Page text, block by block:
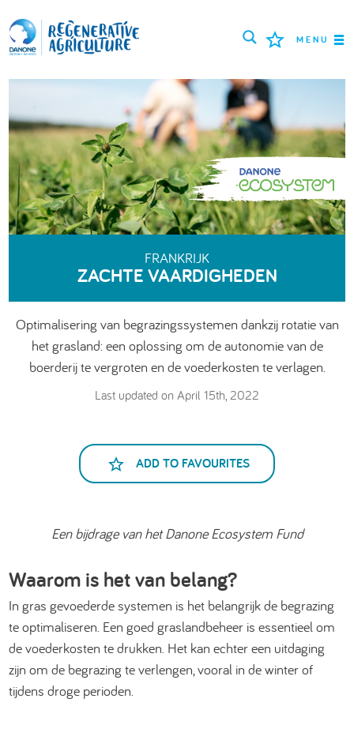
MENU
MISSIE
BOEREN
BESTE PRAKTIJKEN
TOOLS
LOGIN
РУССКИЙ ROMÂNĂ PORTUGUÊS
ENGLISH DEUTSCH العربية
FRANKRIJK
ZACHTE VAARDIGHEDEN
Optimalisering van begrazingssystemen dankzij rotatie van
het grasland: een oplossing om de autonomie van de
boerderij te vergroten en de voederkosten te verlagen.
Last updated on April 15th, 2022
ADD TO FAVOURITES
Een bijdrage van het Danone Ecosystem Fund
Waarom is het van belang?
In gras gevoederde systemen is het belangrijk de begrazing
te optimaliseren. Een goed graslandbeheer is essentieel om
de voederkosten te drukken. Het kan echter een uitdaging
zijn om de begrazing te verlengen, vooral in de winter of
tijdens droge perioden.